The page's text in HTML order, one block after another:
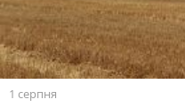
1 серпня